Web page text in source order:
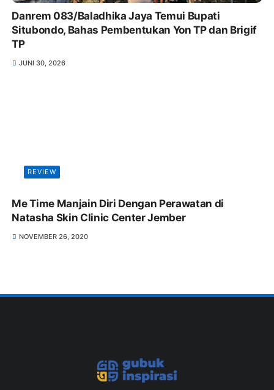
Danrem 083/Baladhika Jaya Temui Bupati
Situbondo, Bahas Pembentukan Yon TP dan Brigif
TP
JUNI 30, 2026
REVIEW
Me Time Manjain Diri Dengan Perawatan di
Natasha Skin Clinic Center Jember
NOVEMBER 26, 2020